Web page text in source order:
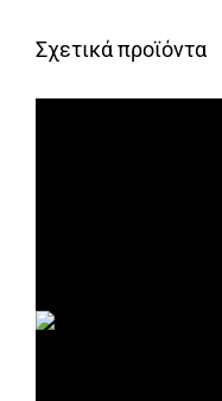
Σχετικά προϊόντα